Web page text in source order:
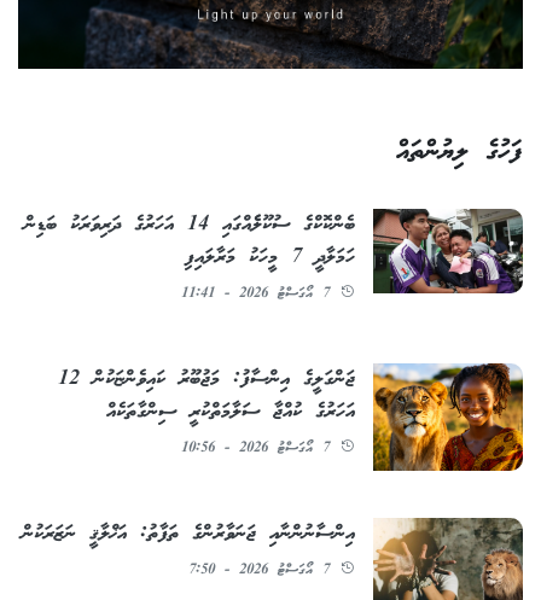
ފަހުގެ ލިޔުންތައް
ބެންކޮކްގެ ސުކޫލެެއްގައި 14 އަހަރުގެ ދަރިވަރަކު ބަޑިން
ހަމަލާދީ 7 މީހަކު މަރާލައިފި
7 އޯގަސްޓު 2026 - 11:41
ޖަންގަލީގެ އިންސާފު: މަޖުބޫރު ކައިވެންޏަކުން 12
އަހަރުގެ ކުއްޖާ ސަލާމަތްކުރީ ސިންގާތަކެއް
7 އޯގަސްޓު 2026 - 10:56
އިންސާނުންނާއި ޖަނަވާރުންގެ ތަފާތު: އަޚްލާޤީ ނަޒަރަކުން
7 އޯގަސްޓު 2026 - 7:50